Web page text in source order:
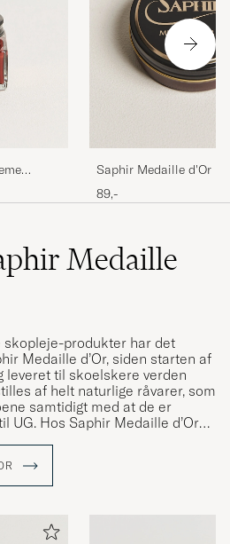
krem fra skolyx.se Har
med det Deres
lagt i min kasse og noe
å få Kommer aldrig til
mer og ønsker ikke å
pris.
Saphir Medaille d'Or
50 ml Medium Brown
89,-
Medaille
skopleje-produkter har det
Medaille d’Or, siden starten af
leveret til skoelskere verden
af helt naturlige råvarer, som
samtidigt med at de er
UG. Hos Saphir Medaille d’Or